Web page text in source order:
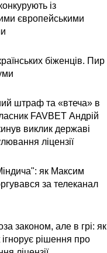
із
європейськими
біженців. Пир
штраф та «втеча» в
FAVBET Андрій
виклик державі
ліцензії
як Максим
за телеканал
законом, але в грі: як
рішення про